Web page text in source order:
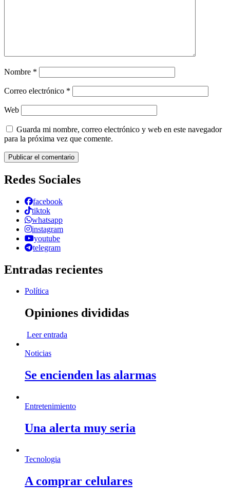
Nombre *
Correo electrónico *
Web
Guarda mi nombre, correo electrónico y web en este navegador
para la próxima vez que comente.
Redes Sociales
facebook
tiktok
whatsapp
instagram
youtube
telegram
Entradas recientes
Política
Opiniones divididas
Leer entrada
Noticias
Se encienden las alarmas
Entretenimiento
Una alerta muy seria
Tecnologia
A comprar celulares